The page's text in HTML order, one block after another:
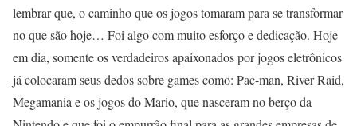
lembrar que, o caminho que os jogos tomaram para se transformar
no que são hoje… Foi algo com muito esforço e dedicação. Hoje
em dia, somente os verdadeiros apaixonados por jogos eletrônicos
já colocaram seus dedos sobre games como: Pac-man, River Raid,
Megamania e os jogos do Mario, que nasceram no berço da